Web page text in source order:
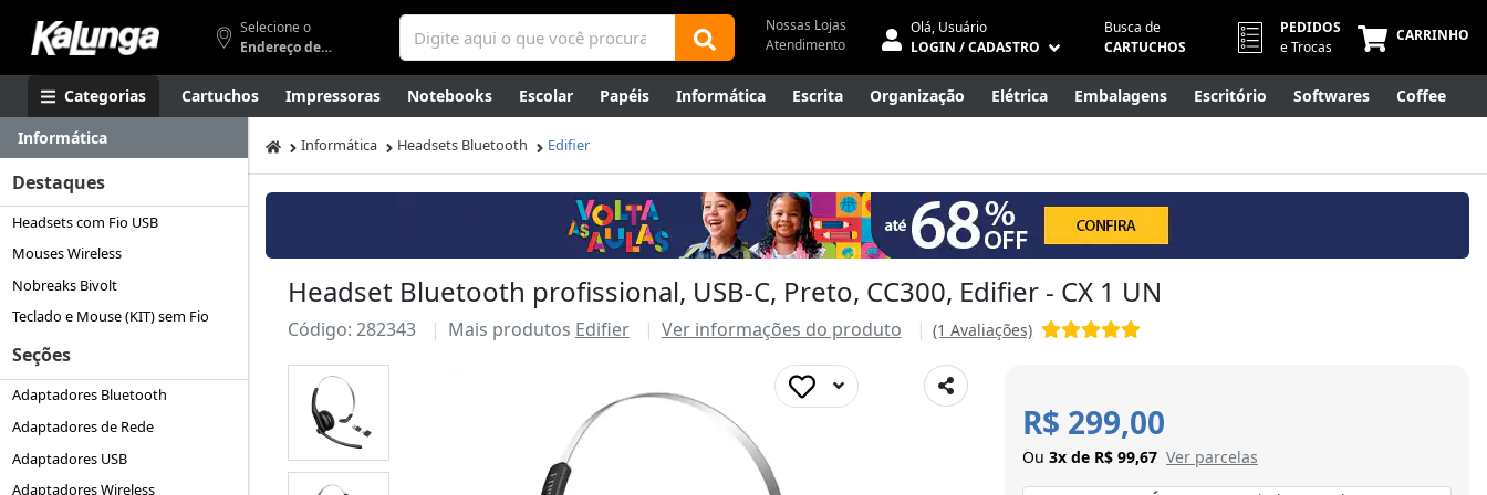
Selecione o
Endereço de entrega
Nossas Lojas
Atendimento
Olá, Usuário
LOGIN / CADASTRO
Busca de
CARTUCHOS
PEDIDOS
e Trocas
CARRINHO
Categorias Cartuchos Impressoras Notebooks Escolar Papéis Informática Escrita Organização Elétrica Embalagens Escritório Softwares Coffee
Apresentação Smartphones Artes Gamers Higiene Mídias
Canetas Luxo
Outlet
Informática
Destaques
Headsets com Fio USB
Mouses Wireless
Nobreaks Bivolt
Teclado e Mouse (KIT) sem Fio
Seções
Adaptadores Bluetooth
Adaptadores de Rede
Adaptadores USB
Adaptadores Wireless
Informática Headsets Bluetooth Edifier
Headset Bluetooth profissional, USB-C, Preto, CC300, Edifier - CX 1 UN
Código: 282343 Mais produtos Edifier Ver informações do produto (1 Avaliações)
R$ 299,00
Ou 3x de R$ 99,67 Ver parcelas